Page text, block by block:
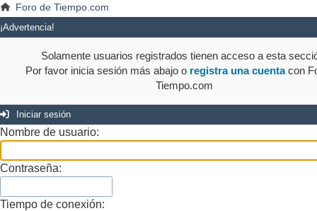
Foro de Tiempo.com
¡Advertencia!
Solamente usuarios registrados tienen acceso a esta
Por favor inicia sesión más abajo o registra una cuentacon
Tiempo.com
Iniciar sesión
Nombre de usuario:
Contraseña:
Tiempo de conexión: